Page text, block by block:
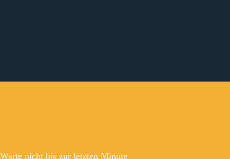
Warte nicht bis zur letzten Minute